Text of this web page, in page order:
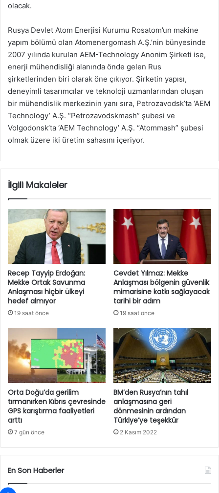
olacak.
Rusya Devlet Atom Enerjisi Kurumu Rosatom’un makine
yapım bölümü olan Atomenergomash A.Ş.’nin bünyesinde
2007 yılında kurulan AEM-Technology Anonim Şirketi ise,
enerji mühendisliği alanında önde gelen Rus
şirketlerinden biri olarak öne çıkıyor. Şirketin yapısı,
deneyimli tasarımcılar ve teknoloji uzmanlarından oluşan
bir mühendislik merkezinin yanı sıra, Petrozavodsk’ta ‘AEM
Technology’ A.Ş. “Petrozavodskmash” şubesi ve
Volgodonsk’ta ‘AEM Technology’ A.Ş. “Atommash” şubesi
olmak üzere iki üretim sahasını içeriyor.
İlgili Makaleler
Recep Tayyip Erdoğan:
Mekke Ortak Savunma
Anlaşması hiçbir ülkeyi
hedef almıyor
19 saat önce
Cevdet Yılmaz: Mekke
Anlaşması bölgenin güvenlik
mimarisine katkı sağlayacak
tarihi bir adım
19 saat önce
Orta Doğu’da gerilim
tırmanırken Kıbrıs çevresinde
GPS karıştırma faaliyetleri
arttı
7 gün önce
BM’den Rusya’nın tahıl
anlaşmasına geri
dönmesinin ardından
Türkiye’ye teşekkür
2 Kasım 2022
En Son Haberler